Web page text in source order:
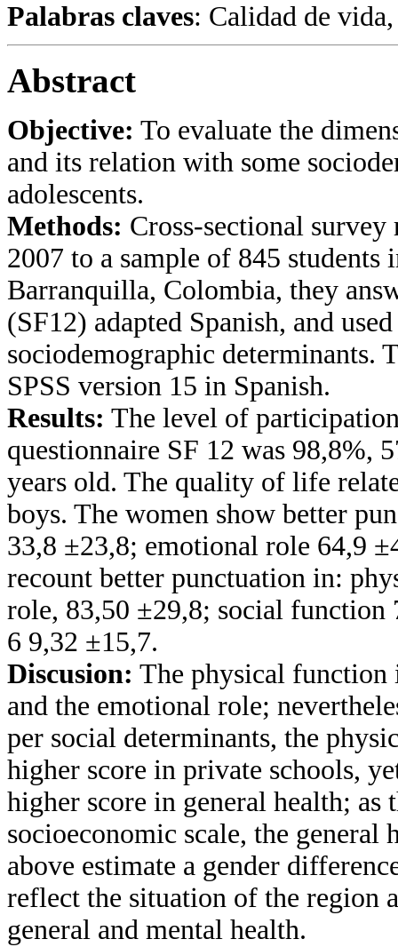
Palabras claves: Calidad de vida,
Abstract
Objective: To evaluate the
and its relation with some
adolescents.
Methods: Cross-sectional survey
2007 to a sample of 845
Barranquilla, Colombia, they
(SF12) adapted Spanish, and
sociodemographic determinants.
SPSS version 15 in Spanish.
Results: The level of
questionnaire SF 12 was 98,8%,
years old. The quality of life
boys. The women show better
33,8 ±23,8; emotional role 64,9
recount better punctuation in:
role, 83,50 ±29,8; social function
6 9,32 ±15,7.
Discusion: The physical function
and the emotional role;
per social determinants, the
higher score in private schools,
higher score in general health; as
socioeconomic scale, the general
above estimate a gender
reflect the situation of the region
general and mental health.